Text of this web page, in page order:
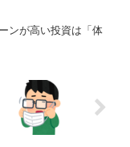
ンが高い投資は「体